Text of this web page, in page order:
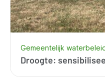
Droogte:
Gemeentelijk